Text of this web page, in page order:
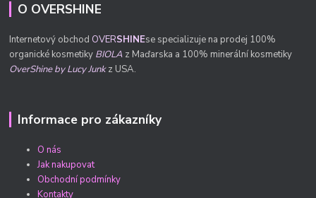
O OVERSHINE
Internetový obchod OVERSHINEse specializuje na prodej 100%
organické kosmetiky BIOLA z Maďarska a 100% minerální kosmetiky
OverShine by Lucy Junkz USA.
Informace pro zákazníky
O nás
Jak nakupovat
Obchodní podmínky
Kontakty